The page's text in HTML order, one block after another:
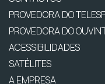
PROVEDORA DO
PROVEDORA DO
ACESSIBILIDADES
SATÉLITES
A EMPRESA